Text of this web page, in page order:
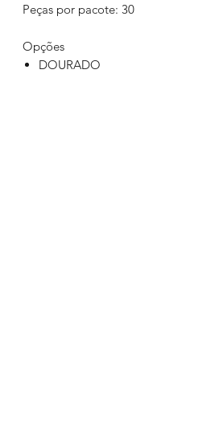
Peças por pacote: 30
Opções
DOURADO